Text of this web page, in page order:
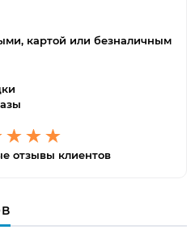
картой или безналичным
отзывы клиентов